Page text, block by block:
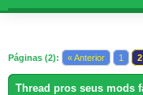
Páginas (2): « Anterior 1 2
Thread pros seus mods